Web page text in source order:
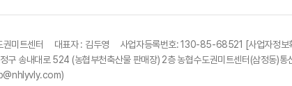
미트센터 대표자 : 김두영 사업자등록번호:130-85-68521 [사업자정보
구 송내대로 524 (농협부천축산물 판매장) 2층 농협수도권미트센터(삼정동)통
)